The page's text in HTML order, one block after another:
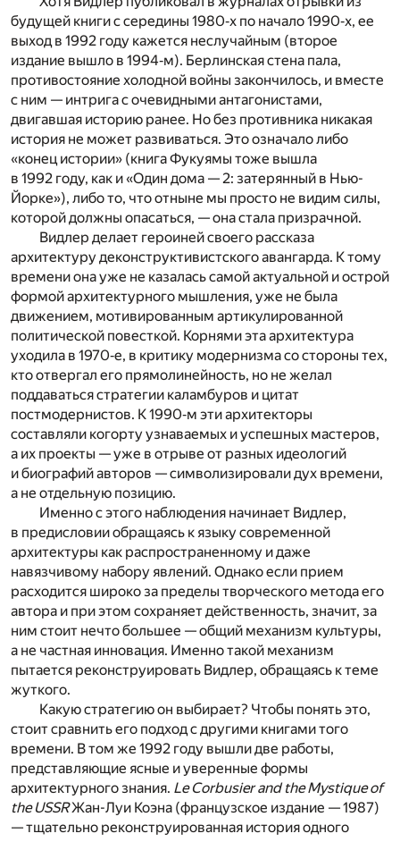
будущей книги с середины 1980‑х по начало 1990‑х, ее
выход в 1992 году кажется неслучайным (второе
издание вышло в 1994‑м). Берлинская стена пала,
противостояние холодной войны закончилось, и вместе
с ним — интрига с очевидными антагонистами,
двигавшая историю ранее. Но без противника никакая
история не может развиваться. Это означало либо
«конец истории» (книга Фукуямы тоже вышла
в 1992 году, как и «Один дома — 2: затерянный в Нью-
Йорке»), либо то, что отныне мы просто не видим силы,
которой должны опасаться, — она стала призрачной.
Видлер делает героиней своего рассказа
архитектуру деконструктивистского авангарда. К тому
времени она уже не казалась самой актуальной и острой
формой архитектурного мышления, уже не была
движением, мотивированным артикулированной
политической повесткой. Корнями эта архитектура
уходила в 1970‑е, в критику модернизма со стороны тех,
кто отвергал его прямолинейность, но не желал
поддаваться стратегии каламбуров и цитат
постмодернистов. К 1990‑м эти архитекторы
составляли когорту узнаваемых и успешных мастеров,
а их проекты — уже в отрыве от разных идеологий
и биографий авторов — символизировали дух времени,
а не отдельную позицию.
Именно с этого наблюдения начинает Видлер,
в предисловии обращаясь к языку современной
архитектуры как распространенному и даже
навязчивому набору явлений. Однако если прием
расходится широко за пределы творческого метода его
автора и при этом сохраняет действенность, значит, за
ним стоит нечто большее — общий механизм культуры,
а не частная инновация. Именно такой механизм
пытается реконструировать Видлер, обращаясь к теме
жуткого.
Какую стратегию он выбирает? Чтобы понять это,
стоит сравнить его подход с другими книгами того
времени. В том же 1992 году вышли две работы,
представляющие ясные и уверенные формы
архитектурного знания. Le Corbusier and the Mystique of
the USSRЖан-Луи Коэна (французское издание — 1987)
— тщательно реконструированная история одного